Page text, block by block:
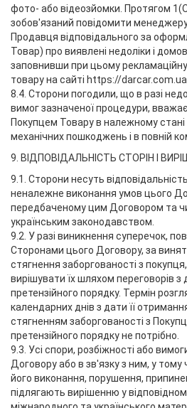
фото- або відеозйомки. Протягом
зобов'язаний повідомити
Продавця відповідального за
Товар) про виявлені недоліки і
заповнивши при цьому
товару на сайті https://darcar.com.ua.
8.4. Сторони погодили, що в разі
вимог зазначеної процедури,
Покупцем Товару в належному
механічних пошкоджень і в повній
9. ВІДПОВІДАЛЬНІСТЬ СТОРІН І
9.1. Сторони несуть
неналежне виконання умов цього
передбаченому цим Договором та
українським законодавством.
9.2. У разі виникнення суперечок,
Сторонами цього Договору, за
стягнення заборгованості з
вирішувати їх шляхом переговорів
претензійного порядку. Термін
календарних днів з дати її
стягненням заборгованості з
претензійного порядку не потрібно.
9.3. Усі спори, розбіжності або
Договору або в зв'язку з ним, у
його виконання, порушення,
підлягають вирішенню у